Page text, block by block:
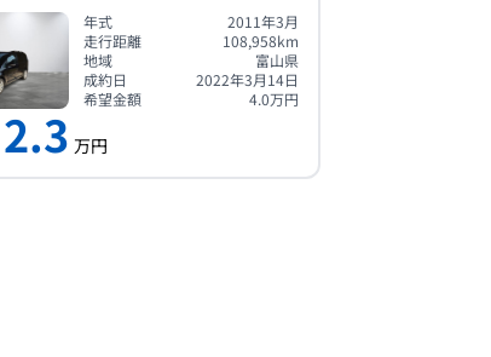
年式
2011年3月
走行距離
108,958km
地域
富山県
成約日
2022年3月14日
希望金額
4.0万円
2.3 万円